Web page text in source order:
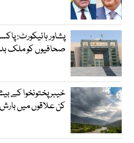
صحافیوں کو ملک
خیبر پختونخوا کے
کن علاقوں میں